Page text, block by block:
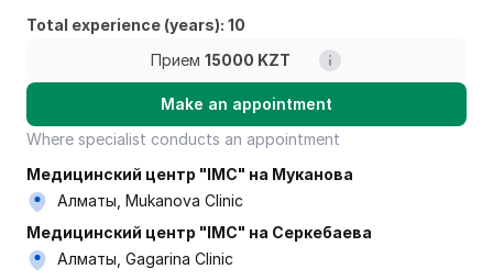
Total experience (years): 10
Прием 15000 KZT
Make an appointment
Where specialist conducts an appointment
Медицинский центр "IMC" на Муканова
Алматы, Mukanova Clinic
Медицинский центр "IMC" на Серкебаева
Алматы, Gagarina Clinic